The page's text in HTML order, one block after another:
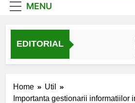
MENU
EDITORIAL
Home
Util
Importanta gestionarii informatiilor